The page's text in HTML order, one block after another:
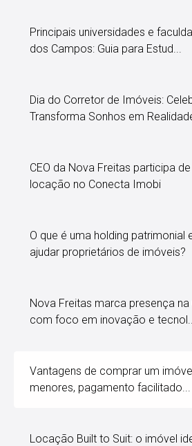
Principais universidades e
dos Campos: Guia para Estud...
Dia do Corretor de Imóveis:
Transforma Sonhos em
CEO da Nova Freitas participa
locação no Conecta Imobi
O que é uma holding patrimonial
ajudar proprietários de imóveis?
Nova Freitas marca presença
com foco em inovação e tecnol...
Vantagens de comprar um
menores, pagamento facilitado...
Locação Built to Suit: o imóvel